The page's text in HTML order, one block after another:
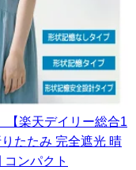
【楽天デイリー総合1
たたみ 完全遮光 晴
ンパクト